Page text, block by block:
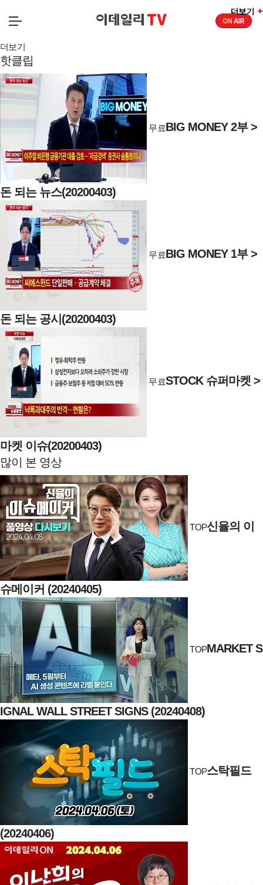
더보기
핫클립
더보기
무료BIG MONEY 2부 >
돈 되는 뉴스(20200403)
무료BIG MONEY 1부 >
돈 되는 공시(20200403)
무료STOCK 슈퍼마켓 >
마켓 이슈(20200403)
많이 본 영상
더보기
TOP신율의 이
슈메이커 (20240405)
TOPMARKET S
IGNAL WALL STREET SIGNS (20240408)
TOP스탁필드
(20240406)
더보기